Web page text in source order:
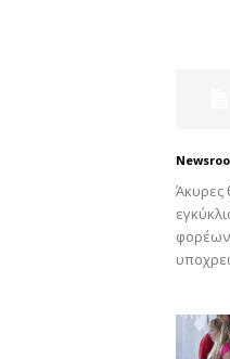
Άκυρες
φορέων